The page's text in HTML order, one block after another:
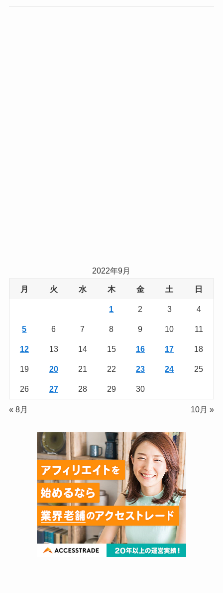
2022年9月
月 火 水 木 金 土 日
1 2 3 4
5 6 7 8 9 10 11
12 13 14 15 16 17 18
19 20 21 22 23 24 25
26 27 28 29 30
« 8月 10月 »